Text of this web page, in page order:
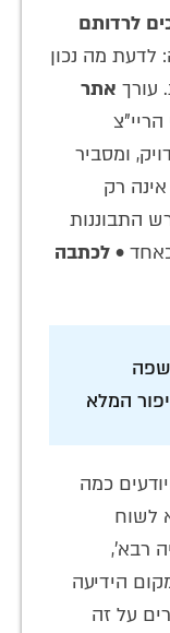
לרדותם
לדעת מה נכון
עורך אתר
ומסביר
רק
התבוננות
• לכתבה
המלא
כמה
לשוח
רבא',
הידיעה
על זה